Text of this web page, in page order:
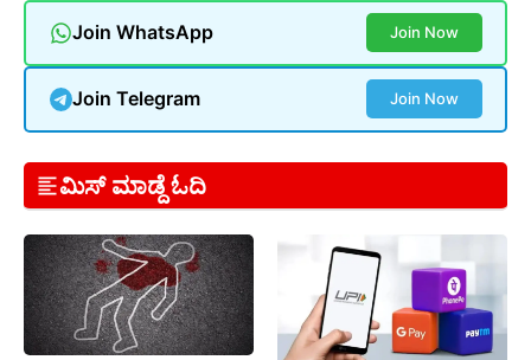
Join WhatsApp Join Now
Join Telegram Join Now
ಮಿಸ್ ಮಾಡ್ದೆ ಓದಿ